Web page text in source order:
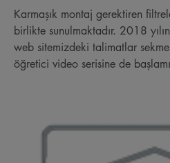
Karmaşık montaj gerektiren
birlikte sunulmaktadır. 2018
web sitemizdeki talimatlar
öğretici video serisine de